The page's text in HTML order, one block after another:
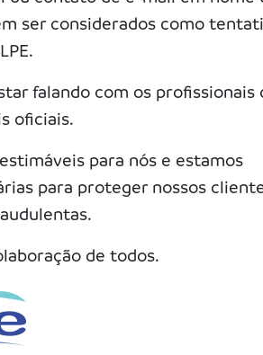
fertilizantes, animais,
durante todo o ciclo;
cultura;
ser considerados como
falando com os profissionais
oficiais.
para nós e estamos
para proteger nossos
de todos.